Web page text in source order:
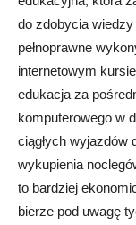
do zdobycia
pełnoprawne
internetowym
edukacja za
komputerowego w
ciągłych wyjazdów
wykupienia
to bardziej
bierze pod uwagę